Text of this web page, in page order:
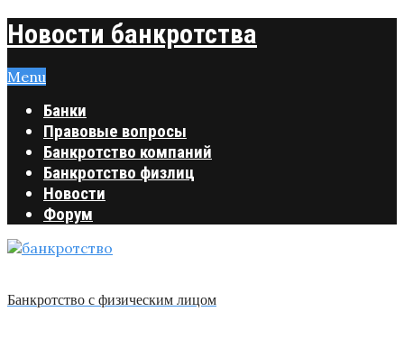
Новости банкротства
Menu
Банки
Правовые вопросы
Банкротство компаний
Банкротство физлиц
Новости
Форум
Банкротство с физическим лицом